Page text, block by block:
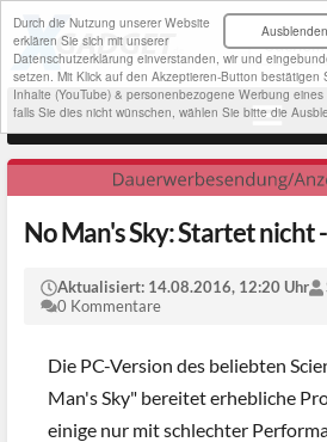
Ausblenden
Durch die Nutzung unserer Website
erklären Sie sich mit unserer
Datenschutzerklärung einverstanden, wir und
setzen. Mit Klick auf den Akzeptieren-Button bestätigen
Inhalte (YouTube) & personenbezogene Werbung
falls Sie dies nicht wünschen, wählen Sie bitte die
No Man's Sky: Startet nicht
Aktualisiert: 14.08.2016, 12:20 Uhr
0 Kommentare
Die PC-Version des beliebten
Man's Sky" bereitet erhebliche
einige nur mit schlechter